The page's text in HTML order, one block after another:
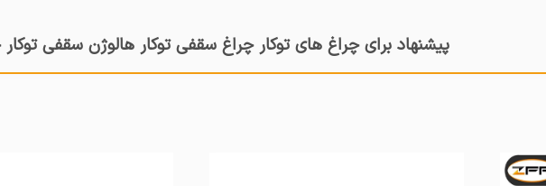
پیشنهاد برای چراغ های توکار چراغ سقفی توکار هالوژن سقفی توکار